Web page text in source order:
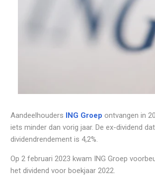
Aandeelhouders ING Groep ontvangen in
iets minder dan vorig jaar. De ex-dividend
dividendrendement is 4,2%.
Op 2 februari 2023 kwam ING Groep
het dividend voor boekjaar 2022.